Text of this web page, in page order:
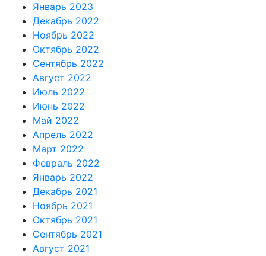
Январь 2023
Декабрь 2022
Ноябрь 2022
Октябрь 2022
Сентябрь 2022
Август 2022
Июль 2022
Июнь 2022
Май 2022
Апрель 2022
Март 2022
Февраль 2022
Январь 2022
Декабрь 2021
Ноябрь 2021
Октябрь 2021
Сентябрь 2021
Август 2021